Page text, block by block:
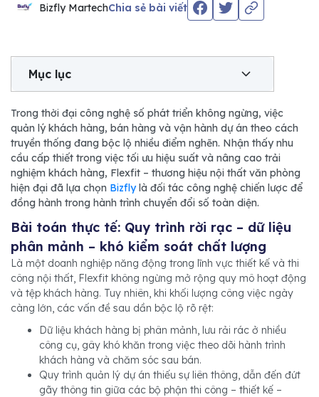
Bizfly MartechChia sẻ bài viết
Mục lục
Trong thời đại công nghệ số phát triển không ngừng, việc
quản lý khách hàng, bán hàng và vận hành dự án theo cách
truyền thống đang bộc lộ nhiều điểm nghẽn. Nhận thấy nhu
cầu cấp thiết trong việc tối ưu hiệu suất và nâng cao trải
nghiệm khách hàng, Flexfit – thương hiệu nội thất văn phòng
hiện đại đã lựa chọn Bizflylà đối tác công nghệ chiến lược để
đồng hành trong hành trình chuyển đổi số toàn diện.
Bài toán thực tế: Quy trình rời rạc – dữ liệu
phân mảnh – khó kiểm soát chất lượng
Là một doanh nghiệp năng động trong lĩnh vực thiết kế và thi
công nội thất, Flexfit không ngừng mở rộng quy mô hoạt động
và tệp khách hàng. Tuy nhiên, khi khối lượng công việc ngày
càng lớn, các vấn đề sau dần bộc lộ rõ rệt:
Dữ liệu khách hàng bị phân mảnh, lưu rải rác ở nhiều
công cụ, gây khó khăn trong việc theo dõi hành trình
khách hàng và chăm sóc sau bán.
Quy trình quản lý dự án thiếu sự liên thông, dẫn đến đứt
gãy thông tin giữa các bộ phận thi công – thiết kế –